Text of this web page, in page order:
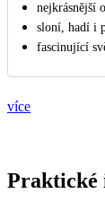
nejkrásnější
sloní, hadí i
fascinující
více
Praktické